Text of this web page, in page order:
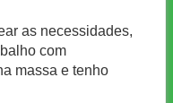
as necessidades,
com
massa e tenho